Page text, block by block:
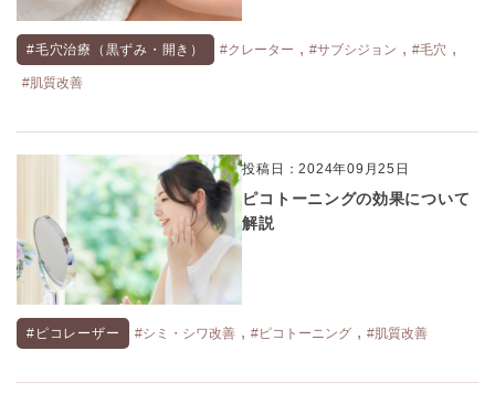
#毛穴治療（黒ずみ・開き） #クレーター , #サブシジョン , #毛穴 ,
#肌質改善
投稿日：2024年09月25日
ピコトーニングの効果について
解説
#ピコレーザー #シミ・シワ改善 , #ピコトーニング , #肌質改善